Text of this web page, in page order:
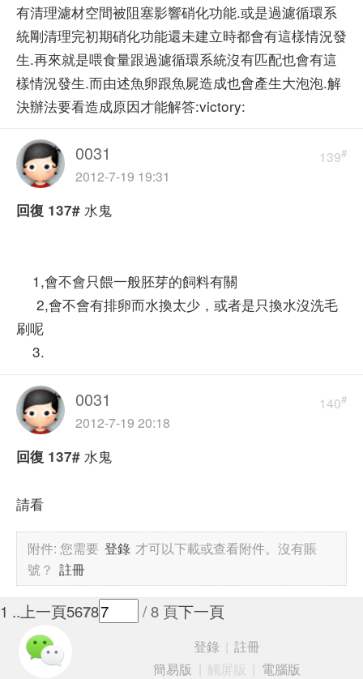
有清理濾材空間被阻塞影響硝化功能.或是過濾循環系
統剛清理完初期硝化功能還未建立時都會有這樣情況發
生.再來就是喂食量跟過濾循環系統沒有匹配也會有這
樣情況發生.而由述魚卵跟魚屍造成也會產生大泡泡.解
決辦法要看造成原因才能解答:victory:
139#
0031
2012-7-19 19:31
回復 137# 水鬼
1,會不會只餵一般胚芽的飼料有關
2,會不會有排卵而水換太少，或者是只換水沒洗毛
刷呢
3.
140#
0031
2012-7-19 20:18
回復 137# 水鬼
請看
附件:您需要 登錄 才可以下載或查看附件。沒有賬
號？ 註冊
1 .. 上一頁5678 / 8 頁下一頁
登錄
註冊
簡易版
觸屏版 電腦版